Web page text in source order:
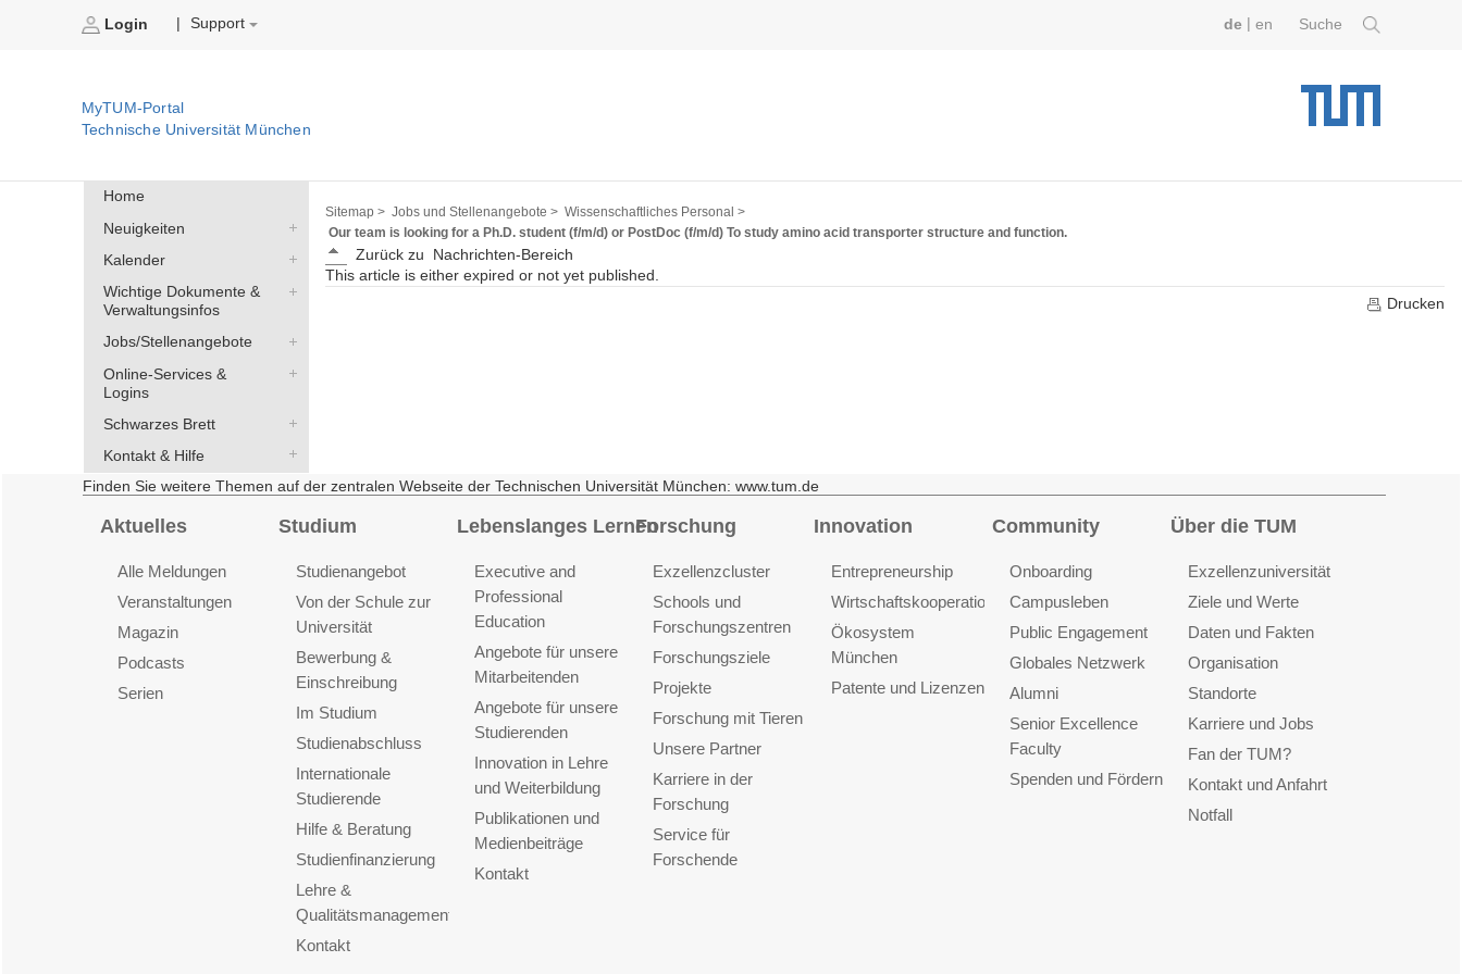
Login Support Suche
de en
MyTUM-Portal
Technische Universität München
Home
Neuigkeiten
Kalender
Wichtige Dokumente &
Verwaltungsinfos
Jobs/Stellenangebote
Online-Services &
Logins
Schwarzes Brett
Kontakt & Hilfe
Sitemap > Jobs und Stellenangebote > Wissenschaftliches Personal >
Our team is looking for a Ph.D. student (f/m/d) or PostDoc (f/m/d) To study amino acid transporter structure and function.
Zurück zu
Nachrichten-Bereich
This article is either expired or not yet published.
Drucken
Finden Sie weitere Themen auf der zentralen Webseite der Technischen Universität München: www.tum.de
Aktuelles
Alle Meldungen
Veranstaltungen
Magazin
Podcasts
Serien
Studium
Studienangebot
Von der Schule zur
Universität
Bewerbung &
Einschreibung
Im Studium
Studienabschluss
Internationale
Studierende
Hilfe & Beratung
Studienfinanzierung
Lehre &
Qualitätsmanagement
Kontakt
Lebenslanges Lernen
Executive and
Professional
Education
Angebote für unsere
Mitarbeitenden
Angebote für unsere
Studierenden
Innovation in Lehre
und Weiterbildung
Publikationen und
Medienbeiträge
Kontakt
Forschung
Exzellenzcluster
Schools und
Forschungszentren
Forschungsziele
Projekte
Forschung mit Tieren
Unsere Partner
Karriere in der
Forschung
Service für
Forschende
Innovation
Entrepreneurship
Wirtschaftskooperationen
Ökosystem
München
Patente und Lizenzen
Community
Onboarding
Campusleben
Public Engagement
Globales Netzwerk
Alumni
Senior Excellence
Faculty
Spenden und Fördern
Über die TUM
Exzellenzuniversität
Ziele und Werte
Daten und Fakten
Organisation
Standorte
Karriere und Jobs
Fan der TUM?
Kontakt und Anfahrt
Notfall